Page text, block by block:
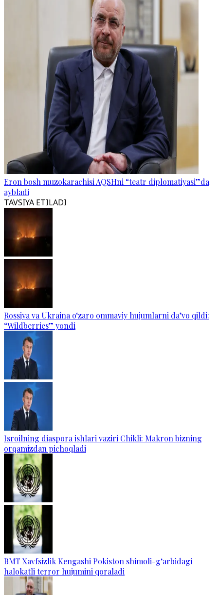
Eron bosh muzokarachisi AQSHni “teatr diplomatiyasi”da
aybladi
TAVSIYA ETILADI
Rossiya va Ukraina o‘zaro ommaviy hujumlarni da’vo qildi:
“Wildberries” yondi
Isroilning diaspora ishlari vaziri Chikli: Makron bizning
orqamizdan pichoqladi
BMT Xavfsizlik Kengashi Pokiston shimoli-g‘arbidagi
halokatli terror hujumini qoraladi